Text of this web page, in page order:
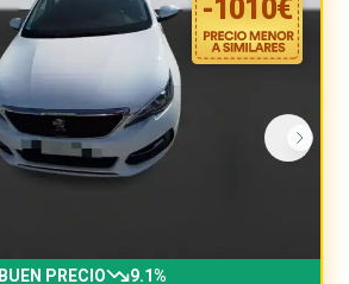
-1010€
BUEN PRECIO 9.1%